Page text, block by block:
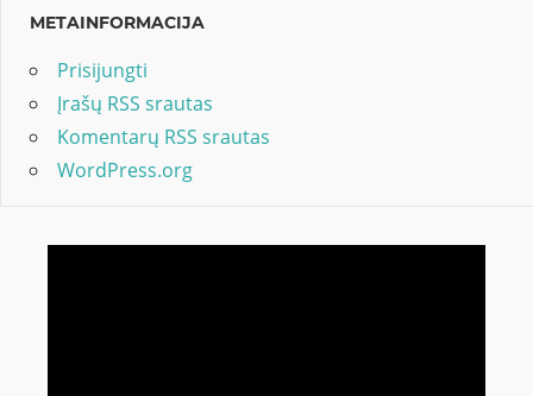
METAINFORMACIJA
Prisijungti
Įrašų RSS srautas
Komentarų RSS srautas
WordPress.org